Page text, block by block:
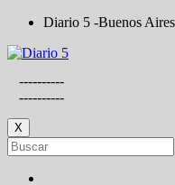
Saltar
contenido
Diario 5 -Buenos
----------
----------
X